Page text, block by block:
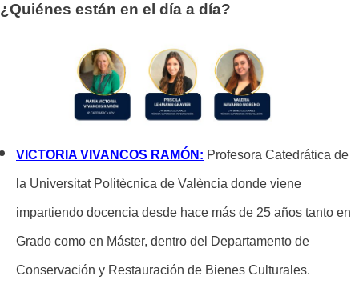
¿Quiénes están en el día a día?
VICTORIA VIVANCOS RAMÓN: Profesora Catedrática de
la Universitat Politècnica de València donde viene
impartiendo docencia desde hace más de 25 años tanto en
Grado como en Máster, dentro del Departamento de
Conservación y Restauración de Bienes Culturales.